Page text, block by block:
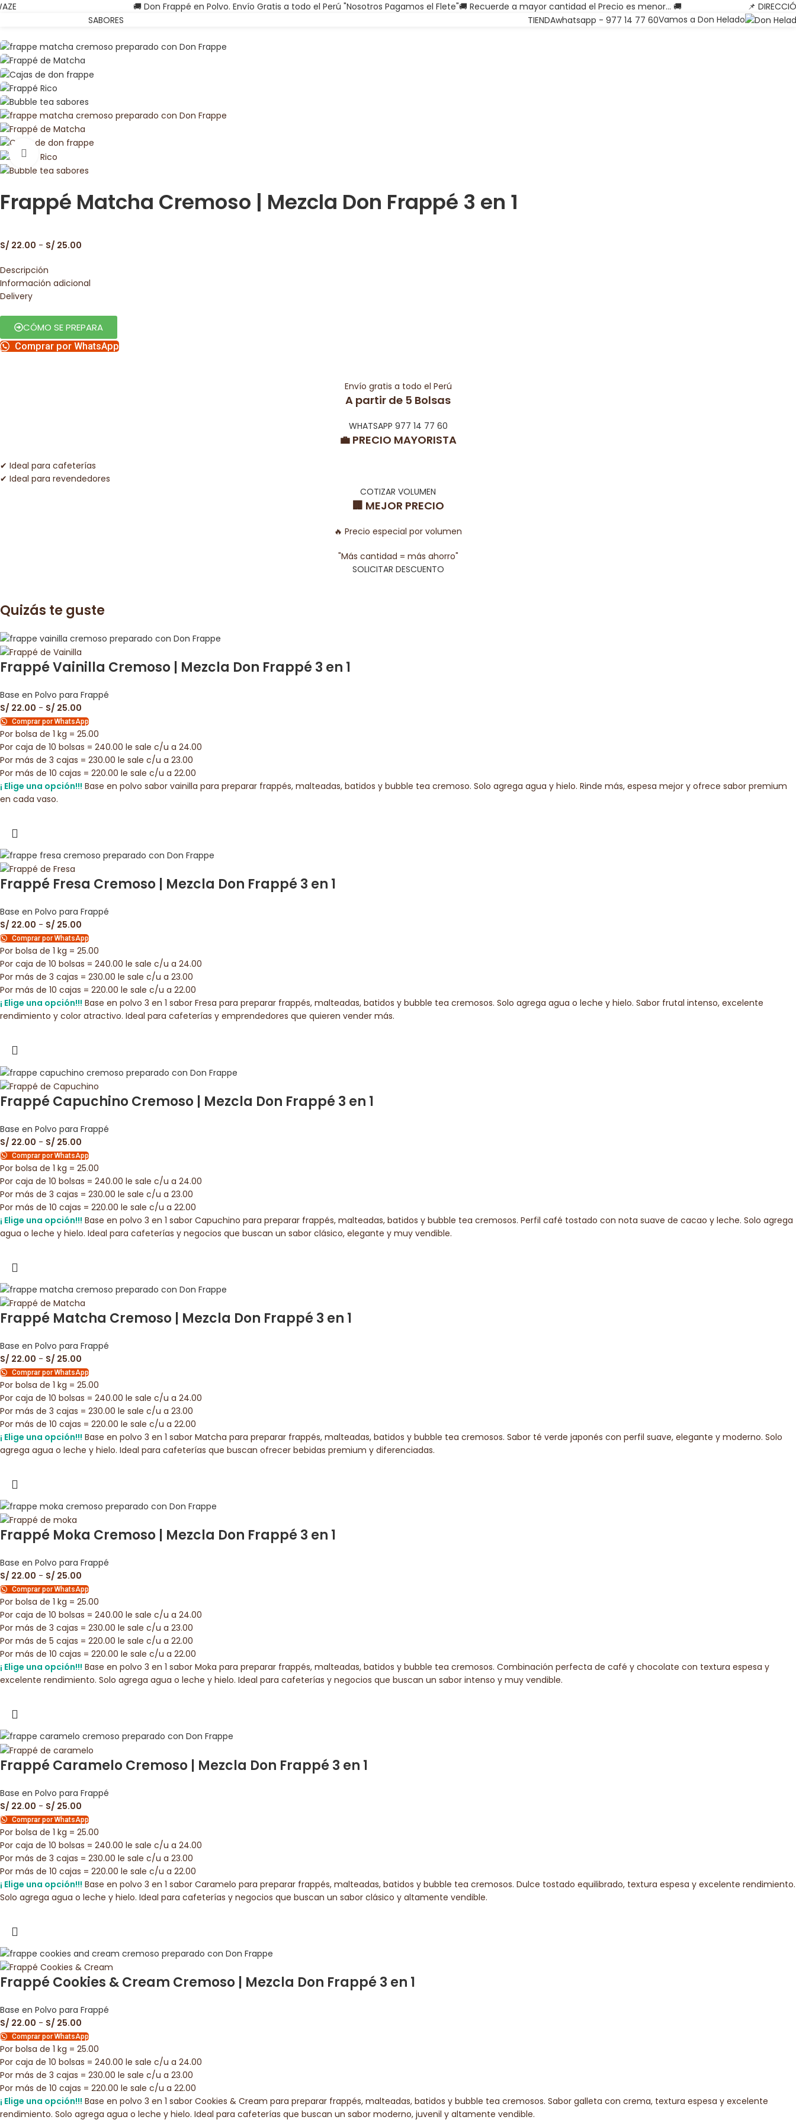
🚚 Don Frappé en Polvo. Envío Gratis a todo el Perú "Nosotros Pagamos el Flete"🚚 Recuerde a mayor cantidad el Precio es menor... 🚚
📌
SABORES TIENDAwhatsapp - 977 14 77 60Vamos a Don Helado
Watch video
Frappé Matcha Cremoso | Mezcla Don Frappé 3 en 1
S/ 22.00 - S/ 25.00
Descripción
Información adicional
Delivery
CÓMO SE PREPARA
Comprar por WhatsApp
Envío gratis a todo el Perú
A partir de 5 Bolsas
WHATSAPP 977 14 77 60
💼 PRECIO MAYORISTA
✔ Ideal para cafeterías
✔ Ideal para revendedores
COTIZAR VOLUMEN
🏢 MEJOR PRECIO
🔥 Precio especial por volumen
"Más cantidad = más ahorro"
SOLICITAR DESCUENTO
Quizás te guste
Frappé Vainilla Cremoso | Mezcla Don Frappé 3 en 1
Base en Polvo para Frappé
S/ 22.00 - S/ 25.00
Comprar por WhatsApp
Por bolsa de 1 kg = 25.00
Por caja de 10 bolsas = 240.00 le sale c/u a 24.00
Por más de 3 cajas = 230.00 le sale c/u a 23.00
Por más de 10 cajas = 220.00 le sale c/u a 22.00
¡ Elige una opción!!! Base en polvo sabor vainilla para preparar frappés, malteadas, batidos y bubble tea cremoso. Solo agrega agua y hielo. Rinde más, espesa mejor y ofrece sabor premium
en cada vaso.
Frappé Fresa Cremoso | Mezcla Don Frappé 3 en 1
Base en Polvo para Frappé
S/ 22.00 - S/ 25.00
Comprar por WhatsApp
Por bolsa de 1 kg = 25.00
Por caja de 10 bolsas = 240.00 le sale c/u a 24.00
Por más de 3 cajas = 230.00 le sale c/u a 23.00
Por más de 10 cajas = 220.00 le sale c/u a 22.00
¡ Elige una opción!!! Base en polvo 3 en 1 sabor Fresa para preparar frappés, malteadas, batidos y bubble tea cremosos. Solo agrega agua o leche y hielo. Sabor frutal intenso, excelente
rendimiento y color atractivo. Ideal para cafeterías y emprendedores que quieren vender más.
Frappé Capuchino Cremoso | Mezcla Don Frappé 3 en 1
Base en Polvo para Frappé
S/ 22.00 - S/ 25.00
Comprar por WhatsApp
Por bolsa de 1 kg = 25.00
Por caja de 10 bolsas = 240.00 le sale c/u a 24.00
Por más de 3 cajas = 230.00 le sale c/u a 23.00
Por más de 10 cajas = 220.00 le sale c/u a 22.00
¡ Elige una opción!!! Base en polvo 3 en 1 sabor Capuchino para preparar frappés, malteadas, batidos y bubble tea cremosos. Perfil café tostado con nota suave de cacao y leche. Solo agrega
agua o leche y hielo. Ideal para cafeterías y negocios que buscan un sabor clásico, elegante y muy vendible.
Frappé Matcha Cremoso | Mezcla Don Frappé 3 en 1
Base en Polvo para Frappé
S/ 22.00 - S/ 25.00
Comprar por WhatsApp
Por bolsa de 1 kg = 25.00
Por caja de 10 bolsas = 240.00 le sale c/u a 24.00
Por más de 3 cajas = 230.00 le sale c/u a 23.00
Por más de 10 cajas = 220.00 le sale c/u a 22.00
¡ Elige una opción!!! Base en polvo 3 en 1 sabor Matcha para preparar frappés, malteadas, batidos y bubble tea cremosos. Sabor té verde japonés con perfil suave, elegante y moderno. Solo
agrega agua o leche y hielo. Ideal para cafeterías que buscan ofrecer bebidas premium y diferenciadas.
Frappé Moka Cremoso | Mezcla Don Frappé 3 en 1
Base en Polvo para Frappé
S/ 22.00 - S/ 25.00
Comprar por WhatsApp
Por bolsa de 1 kg = 25.00
Por caja de 10 bolsas = 240.00 le sale c/u a 24.00
Por más de 3 cajas = 230.00 le sale c/u a 23.00
Por más de 5 cajas = 220.00 le sale c/u a 22.00
Por más de 10 cajas = 220.00 le sale c/u a 22.00
¡ Elige una opción!!! Base en polvo 3 en 1 sabor Moka para preparar frappés, malteadas, batidos y bubble tea cremosos. Combinación perfecta de café y chocolate con textura espesa y
excelente rendimiento. Solo agrega agua o leche y hielo. Ideal para cafeterías y negocios que buscan un sabor intenso y muy vendible.
Frappé Caramelo Cremoso | Mezcla Don Frappé 3 en 1
Base en Polvo para Frappé
S/ 22.00 - S/ 25.00
Comprar por WhatsApp
Por bolsa de 1 kg = 25.00
Por caja de 10 bolsas = 240.00 le sale c/u a 24.00
Por más de 3 cajas = 230.00 le sale c/u a 23.00
Por más de 10 cajas = 220.00 le sale c/u a 22.00
¡ Elige una opción!!! Base en polvo 3 en 1 sabor Caramelo para preparar frappés, malteadas, batidos y bubble tea cremosos. Dulce tostado equilibrado, textura espesa y excelente rendimiento.
Solo agrega agua o leche y hielo. Ideal para cafeterías y negocios que buscan un sabor clásico y altamente vendible.
Frappé Cookies & Cream Cremoso | Mezcla Don Frappé 3 en 1
Base en Polvo para Frappé
S/ 22.00 - S/ 25.00
Comprar por WhatsApp
Por bolsa de 1 kg = 25.00
Por caja de 10 bolsas = 240.00 le sale c/u a 24.00
Por más de 3 cajas = 230.00 le sale c/u a 23.00
Por más de 10 cajas = 220.00 le sale c/u a 22.00
¡ Elige una opción!!! Base en polvo 3 en 1 sabor Cookies & Cream para preparar frappés, malteadas, batidos y bubble tea cremosos. Sabor galleta con crema, textura espesa y excelente
rendimiento. Solo agrega agua o leche y hielo. Ideal para cafeterías que buscan un sabor moderno, juvenil y altamente vendible.